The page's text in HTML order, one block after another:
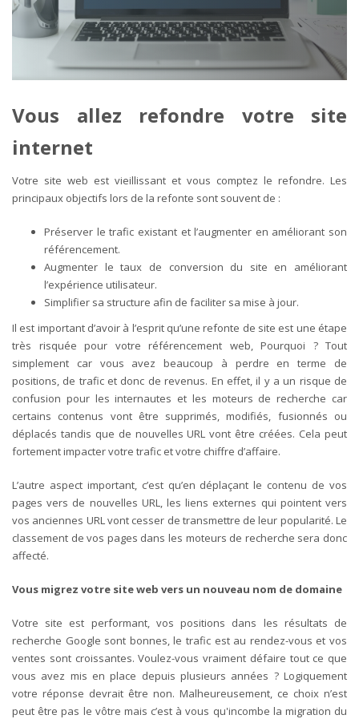
Vous allez refondre votre site
internet
Votre site web est vieillissant et vous comptez le refondre. Les
principaux objectifs lors de la refonte sont souvent de :
Préserver le trafic existant et l’augmenter en améliorant son
référencement.
Augmenter le taux de conversion du site en améliorant
l’expérience utilisateur.
Simplifier sa structure afin de faciliter sa mise à jour.
Il est important d’avoir à l’esprit qu’une refonte de site est une étape
très risquée pour votre référencement web, Pourquoi ? Tout
simplement car vous avez beaucoup à perdre en terme de
positions, de trafic et donc de revenus. En effet, il y a un risque de
confusion pour les internautes et les moteurs de recherche car
certains contenus vont être supprimés, modifiés, fusionnés ou
déplacés tandis que de nouvelles URL vont être créées. Cela peut
fortement impacter votre trafic et votre chiffre d’affaire.
L’autre aspect important, c’est qu’en déplaçant le contenu de vos
pages vers de nouvelles URL, les liens externes qui pointent vers
vos anciennes URL vont cesser de transmettre de leur popularité. Le
classement de vos pages dans les moteurs de recherche sera donc
affecté.
Vous migrez votre site web vers un nouveau nom de domaine
Votre site est performant, vos positions dans les résultats de
recherche Google sont bonnes, le trafic est au rendez-vous et vos
ventes sont croissantes. Voulez-vous vraiment défaire tout ce que
vous avez mis en place depuis plusieurs années ? Logiquement
votre réponse devrait être non. Malheureusement, ce choix n’est
peut être pas le vôtre mais c’est à vous qu'incombe la migration du